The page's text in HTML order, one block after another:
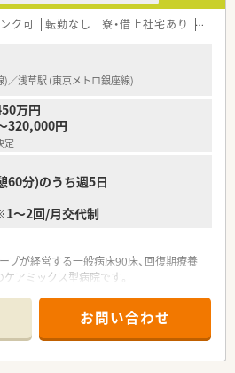
です≫
に働きたい方
ながらお仕事されたい方
募集しています。ご経験者の方は管理職
す
ク可 転勤なし 寮・借上社宅あり 教育
／浅草駅 (東京メトロ銀座線)
万円
320,000円
定
60分)のうち週5日
2回/月交代制
プが経営する一般病床90床、回復期療養
アミックス型病院です。
しています
注射調剤、抗がん剤・TPNの混注業務、薬
服薬指導です
く、チーム活動にも参加し、早い段階か
お問い合わせ